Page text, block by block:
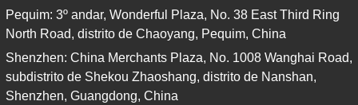
Pequim: 3º andar, Wonderful Plaza, No. 38 East Third Ring
North Road, distrito de Chaoyang, Pequim, China
Shenzhen: China Merchants Plaza, No. 1008 Wanghai Road,
subdistrito de Shekou Zhaoshang, distrito de Nanshan,
Shenzhen, Guangdong, China